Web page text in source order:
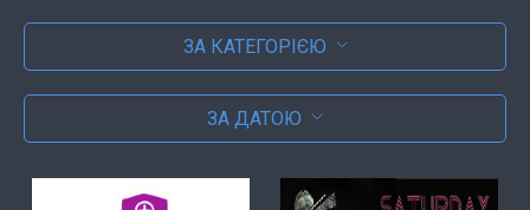
ЗА КАТЕГОРІЄЮ
ЗА ДАТОЮ